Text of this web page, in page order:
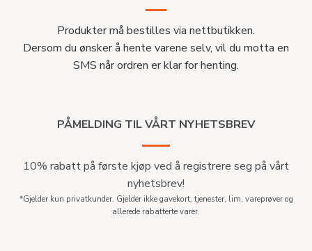
Produkter må bestilles via nettbutikken.
Dersom du ønsker å hente varene selv, vil du motta en
SMS når ordren er klar for henting.
PÅMELDING TIL VÅRT NYHETSBREV
10% rabatt på første kjøp ved å registrere seg på vårt
nyhetsbrev!
*Gjelder kun privatkunder. Gjelder ikke gavekort, tjenester, lim, vareprøver og
allerede rabatterte varer.